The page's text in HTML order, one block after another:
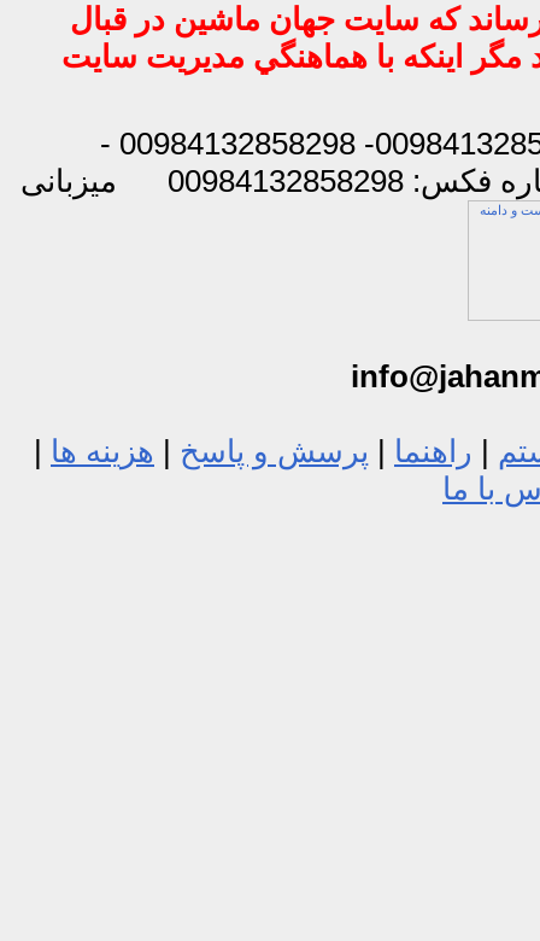
كه سايت جهان ماشين در قبال
مگر اينكه با هماهنگي مديريت سايت
شماره تماس: 00984132858296 - 00984132858297- 00984132858298 -
00984132858298
میزبانی
| راهنما| پرسش و پاسخ| هزینه ها|
با ما